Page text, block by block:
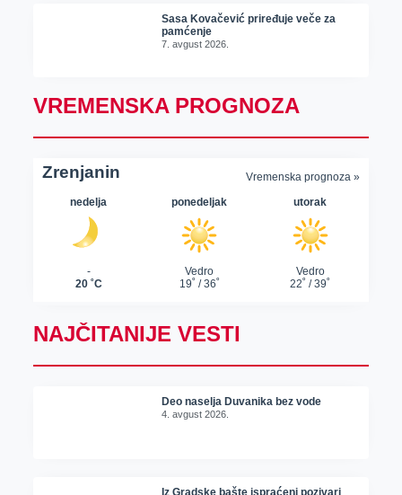
Sasa Kovačević priređuje veče za
pamćenje
7. avgust 2026.
VREMENSKA PROGNOZA
NAJČITANIJE VESTI
Deo naselja Duvanika bez vode
4. avgust 2026.